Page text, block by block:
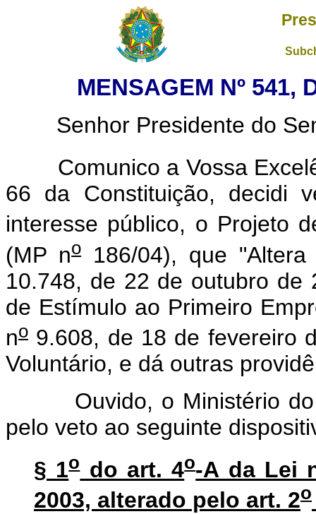
MENSAGEM Nº 541,
Senhor Presidente do
Comunico a Vossa
66 da Constituição, decidi
interesse público, o Projeto
(MP no186/04), que "Altera
10.748, de 22 de outubro de
de Estímulo ao Primeiro
no 9.608, de 18 de fevereiro
Voluntário, e dá outras
Ouvido, o Ministério do
pelo veto ao seguinte
§ 1odo art. 4o-A da Lei
2003, alterado pelo art. 2o